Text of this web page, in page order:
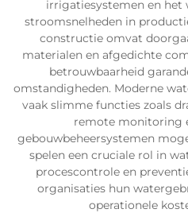
irrigatiesystemen en het
stroomsnelheden in
constructie omvat
materialen en afgedichte
betrouwbaarheid
omstandigheden. Moderne
vaak slimme functies zoals
remote monitoring
gebouwbeheersystemen
spelen een cruciale rol in
procescontrole en
organisaties hun
operationele